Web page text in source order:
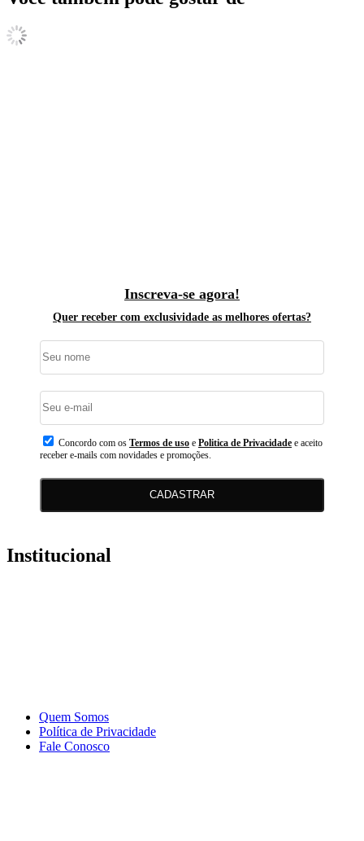
Inscreva-se agora!
Quer receber com exclusividade as melhores ofertas?
Concordo com os Termos de uso e Politica de Privacidade e aceito
receber e-mails com novidades e promoções.
CADASTRAR
Institucional
Quem Somos
Política de Privacidade
Fale Conosco